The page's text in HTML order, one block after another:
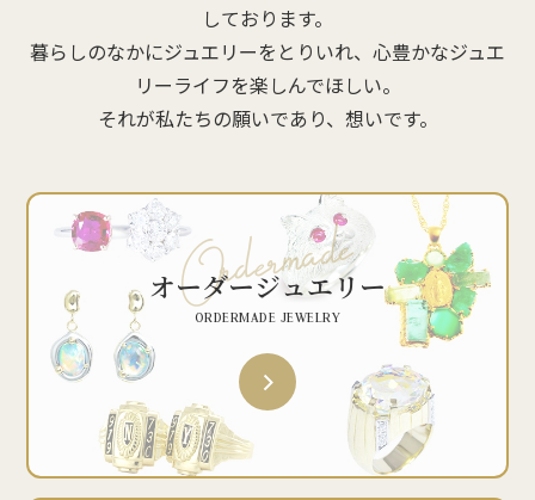
しております。
暮らしのなかにジュエリーをとりいれ、心豊かなジュエ
リーライフを楽しんでほしい。
それが私たちの願いであり、想いです。
オーダージュエリー
ORDERMADE JEWELRY